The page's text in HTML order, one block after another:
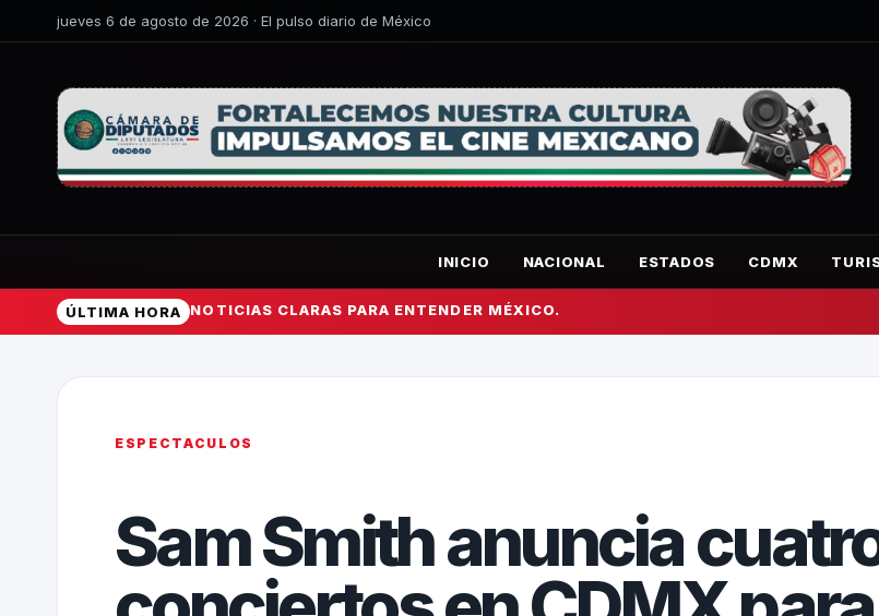
jueves 6 de agosto de 2026 · El pulso diario de México
INICIO NACIONAL ESTADOS CDMX
ÚLTIMA HORA NOTICIAS CLARAS PARA ENTENDER MÉXICO.
ESPECTACULOS
Sam Smith anuncia